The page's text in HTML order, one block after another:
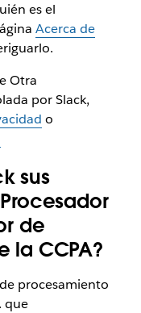
es el
Acerca de
Otra
por Slack,
o
sus
de
la CCPA?
procesamiento
que